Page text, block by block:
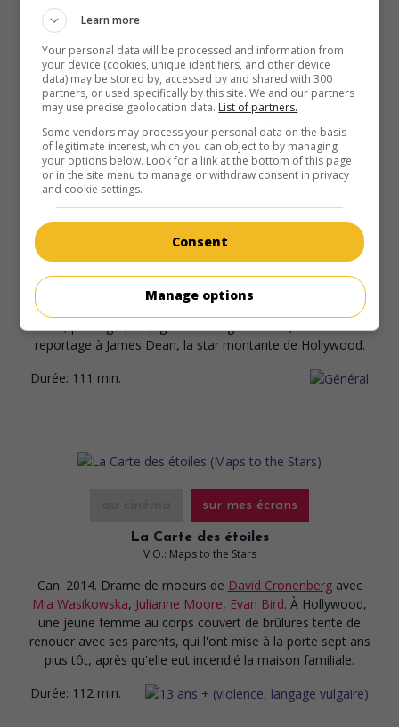
É.-U. 2015. Drame biographique
Nicole Kidman ,James Franco
Gertrude Bell, fille d'un industriel anglais, qui a documenté
la vie des bédouins du désert au début du XXe siècle.
Durée: 125 min.
au cinéma sur mes écrans
Life - La Naissance d'une légende
G.-B. 2015. Drame historique Anton Corbijn
Robert
Pattinson
,Joel Edgerton
. En 1955, Dennis
reportage à James Dean, la star montante de Hollywood.
Durée: 111 min.
sur mes écrans
La Carte des étoiles
V.O.: Maps to the Stars
Can. 2014. Drame de moeurs de David Cronenberg avec
Mia Wasikowska, Julianne Moore, Evan Bird. À Hollywood,
une jeune femme au corps couvert de brûlures tente de
renouer avec ses parents, qui l'ont mise à la porte sept ans
plus tôt, après qu'elle eut incendié la maison familiale.
Durée: 112 min.
Learn more
Your personal data will be processed and information from
your device (cookies, unique identifiers, and other device
data) may be stored by, accessed by and shared with 300
partners, or used specifically by this site. We and our partners
may use precise geolocation data. List of partners.
Some vendors may process your personal data on the basis
of legitimate interest, which you can object to by managing
your options below. Look for a link at the bottom of this page
or in the site menu to manage or withdraw consent in privacy
and cookie settings.
Consent
Manage options